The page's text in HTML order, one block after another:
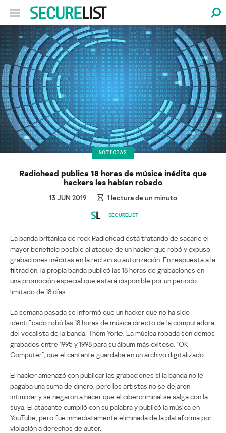
NOTICIAS
Radiohead publica 18 horas de música inédita que
hackers les habían robado
13 JUN 2019 1 lectura de un minuto
SECURELIST
La banda británica de rock Radiohead está tratando de sacarle el
mayor beneficio posible al ataque de un hacker que robó y expuso
grabaciones inéditas en la red sin su autorización. En respuesta a la
filtración, la propia banda publicó las 18 horas de grabaciones en
una promoción especial que estará disponible por un periodo
limitado de 18 días.
La semana pasada se informó que un hacker que no ha sido
identificado robó las 18 horas de música directo de la computadora
del vocalista de la banda, Thom Yorke. La música robada son demos
grabados entre 1995 y 1998 para su álbum más exitoso, “OK
Computer”, que el cantante guardaba en un archivo digitalizado.
El hacker amenazó con publicar las grabaciones si la banda no le
pagaba una suma de dinero, pero los artistas no se dejaron
intimidar y se negaron a hacer que el cibercriminal se salga con la
suya. El atacante cumplió con su palabra y publicó la música en
YouTube, pero fue inmediatamente eliminada de la plataforma por
violación a derechos de autor.